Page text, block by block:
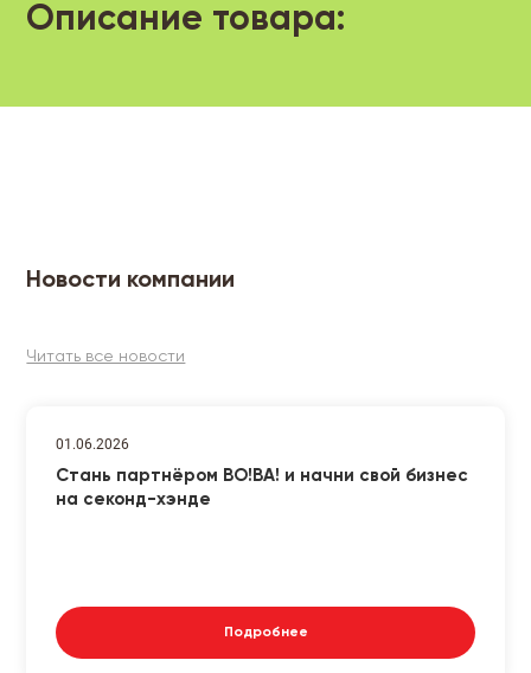
Описание товара:
Новости компании
Читать все новости
01.06.2026
Стань партнёром ВО!ВА! и начни свой бизнес
на секонд-хэнде
Подробнее